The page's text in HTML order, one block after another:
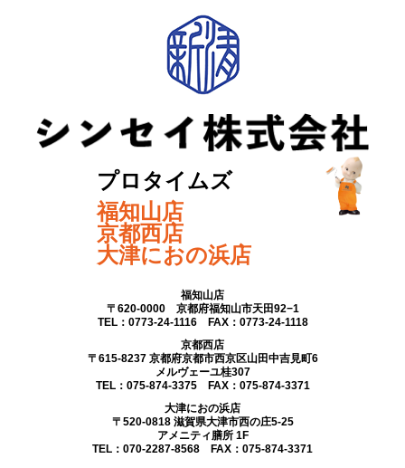
プロタイムズ
福知山店
京都西店
大津におの浜店
福知山店
〒620-0000 京都府福知山市天田92−1
TEL：0773-24-1116 FAX：0773-24-1118
京都西店
〒615-8237 京都府京都市西京区山田中吉見町6
メルヴェーユ桂307
TEL：075-874-3375 FAX：075-874-3371
大津におの浜店
〒520-0818 滋賀県大津市西の庄5-25
アメニティ膳所 1F
TEL：070-2287-8568 FAX：075-874-3371